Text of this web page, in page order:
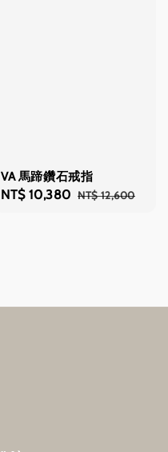
VA 馬蹄鑽石戒指
Sale
NT$ 10,380 Regular
NT$ 12,600